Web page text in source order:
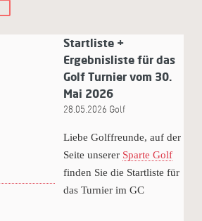
Startliste +
Ergebnisliste für das
Golf Turnier vom 30.
Mai 2026
28.05.2026 Golf
Liebe Golffreunde, auf der
Seite unserer Sparte Golf
finden Sie die Startliste für
das Turnier im GC